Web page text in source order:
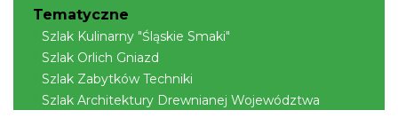
Tematyczne
Szlak Kulinarny "Śląskie Smaki"
Szlak Orlich Gniazd
Szlak Zabytków Techniki
Szlak Architektury Drewnianej Województwa